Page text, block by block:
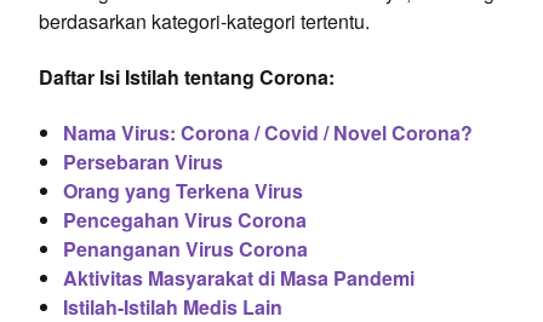
berdasarkan kategori-kategori tertentu.
Daftar Isi Istilah tentang Corona:
Nama Virus: Corona / Covid / Novel Corona?
Persebaran Virus
Orang yang Terkena Virus
Pencegahan Virus Corona
Penanganan Virus Corona
Aktivitas Masyarakat di Masa Pandemi
Istilah-Istilah Medis Lain